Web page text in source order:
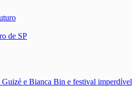
de SP
e Bianca Bin e festival imperdível